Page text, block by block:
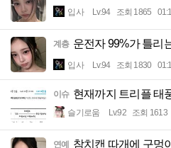
입사 Lv.94 조회 1865
계층 운전자 99%가 틀리
입사 Lv.94 조회 1830
이슈 현재까지 트리플 태
슬기로움 Lv.92 조회 1613
연예 참치캔 따개에 구멍